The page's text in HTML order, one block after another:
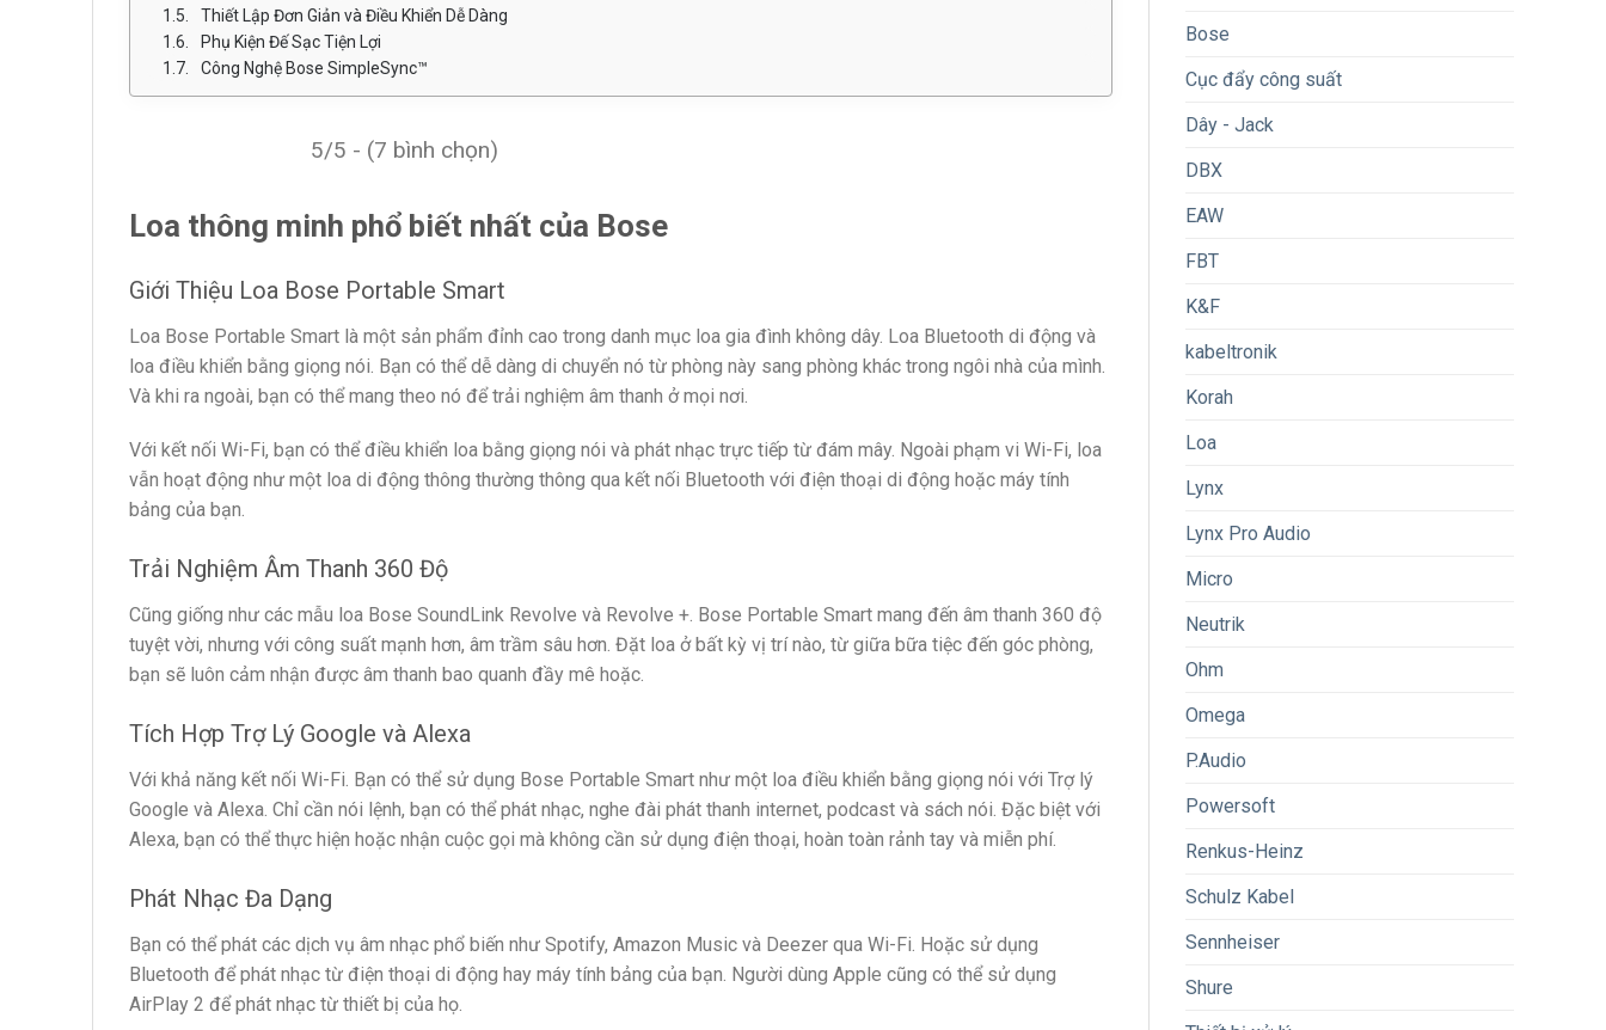
Thiết Lập Đơn Giản và Điều Khiển Dễ Dàng
Phụ Kiện Đế Sạc Tiện Lợi
Công Nghệ Bose SimpleSync™
5/5 - (7 bình chọn)
Loa thông minh phổ biết nhất của Bose
Giới Thiệu Loa Bose Portable Smart
Loa Bose Portable Smart là một sản phẩm đỉnh cao trong danh mục loa gia đình không dây. Loa Bluetooth di động và
loa điều khiển bằng giọng nói. Bạn có thể dễ dàng di chuyển nó từ phòng này sang phòng khác trong ngôi nhà của mình.
Và khi ra ngoài, bạn có thể mang theo nó để trải nghiệm âm thanh ở mọi nơi.
Với kết nối Wi-Fi, bạn có thể điều khiển loa bằng giọng nói và phát nhạc trực tiếp từ đám mây. Ngoài phạm vi Wi-Fi, loa
vẫn hoạt động như một loa di động thông thường thông qua kết nối Bluetooth với điện thoại di động hoặc máy tính
bảng của bạn.
Trải Nghiệm Âm Thanh 360 Độ
Cũng giống như các mẫu loa Bose SoundLink Revolve và Revolve +. Bose Portable Smart mang đến âm thanh 360 độ
tuyệt vời, nhưng với công suất mạnh hơn, âm trầm sâu hơn. Đặt loa ở bất kỳ vị trí nào, từ giữa bữa tiệc đến góc phòng,
bạn sẽ luôn cảm nhận được âm thanh bao quanh đầy mê hoặc.
Tích Hợp Trợ Lý Google và Alexa
Với khả năng kết nối Wi-Fi. Bạn có thể sử dụng Bose Portable Smart như một loa điều khiển bằng giọng nói với Trợ lý
Google và Alexa. Chỉ cần nói lệnh, bạn có thể phát nhạc, nghe đài phát thanh internet, podcast và sách nói. Đặc biệt với
Alexa, bạn có thể thực hiện hoặc nhận cuộc gọi mà không cần sử dụng điện thoại, hoàn toàn rảnh tay và miễn phí.
Phát Nhạc Đa Dạng
Bạn có thể phát các dịch vụ âm nhạc phổ biến như Spotify, Amazon Music và Deezer qua Wi-Fi. Hoặc sử dụng
Bluetooth để phát nhạc từ điện thoại di động hay máy tính bảng của bạn. Người dùng Apple cũng có thể sử dụng
AirPlay 2 để phát nhạc từ thiết bị của họ.
Bose
Cục đẩy công suất
Dây - Jack
DBX
EAW
FBT
K&F
kabeltronik
Korah
Loa
Lynx
Lynx Pro Audio
Micro
Neutrik
Ohm
Omega
P.Audio
Powersoft
Renkus-Heinz
Schulz Kabel
Sennheiser
Shure